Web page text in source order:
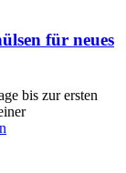
für neues
bis zur ersten